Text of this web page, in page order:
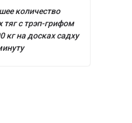
количество
тяг с трэп-грифом
кг на досках садху